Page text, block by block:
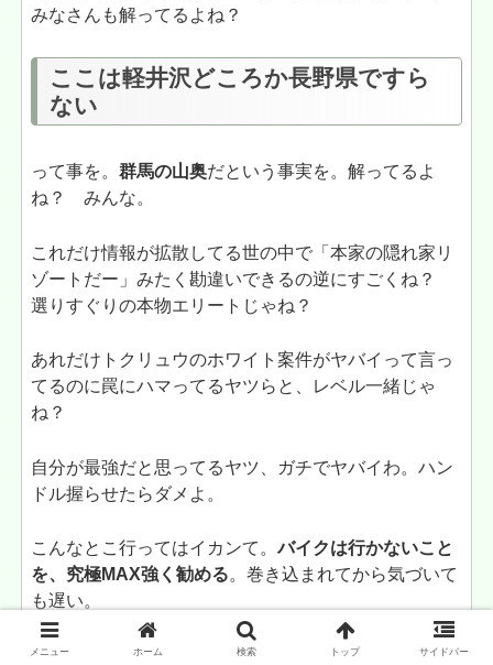
みなさんも解ってるよね？
ここは軽井沢どころか長野県ですら
ない
って事を。群馬の山奥だという事実を。解ってるよ
ね？ みんな。
これだけ情報が拡散してる世の中で「本家の隠れ家リ
ゾートだー」みたく勘違いできるの逆にすごくね？
選りすぐりの本物エリートじゃね？
あれだけトクリュウのホワイト案件がヤバイって言っ
てるのに罠にハマってるヤツらと、レベル一緒じゃ
ね？
自分が最強だと思ってるヤツ、ガチでヤバイわ。ハン
ドル握らせたらダメよ。
こんなとこ行ってはイカンて。バイクは行かないこと
を、究極MAX強く勧める。巻き込まれてから気づいて
も遅い。
群馬大津からが正解だったか・・・まじで疲れる。気
メニュー ホーム 検索 トップ サイドバー